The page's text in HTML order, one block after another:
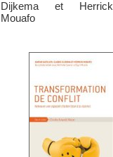
Dijkema et Herrick
Mouafo